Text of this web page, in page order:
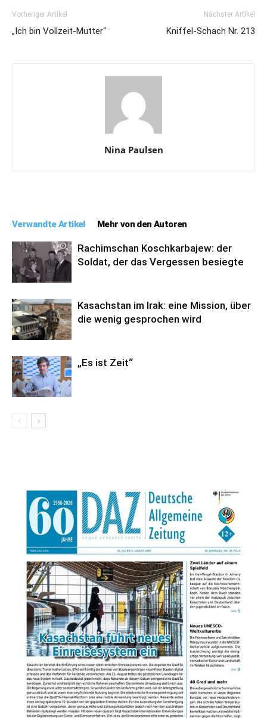
Vorheriger Artikel
„Ich bin Vollzeit-Mutter“
Nächster Artikel
Kniffel-Schach Nr. 213
Nina Paulsen
Verwandte Artikel Mehr von den Autoren
Rachimschan Koschkarbajew: der
Soldat, der das Vergessen besiegte
Kasachstan im Irak: eine Mission, über
die wenig gesprochen wird
„Es ist Zeit“